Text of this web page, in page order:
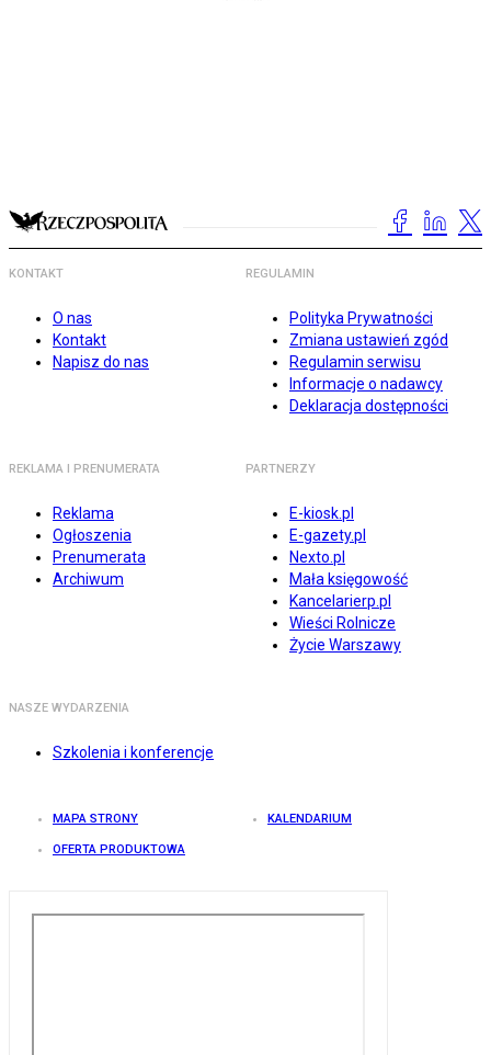
KONTAKT
O nas
Kontakt
Napisz do nas
REGULAMIN
Polityka Prywatności
Zmiana ustawień zgód
Regulamin serwisu
Informacje o nadawcy
Deklaracja dostępności
REKLAMA I PRENUMERATA
Reklama
Ogłoszenia
Prenumerata
Archiwum
PARTNERZY
E-kiosk.pl
E-gazety.pl
Nexto.pl
Mała księgowość
Kancelarierp.pl
Wieści Rolnicze
Życie Warszawy
NASZE WYDARZENIA
Szkolenia i konferencje
MAPA STRONY KALENDARIUM
OFERTA PRODUKTOWA